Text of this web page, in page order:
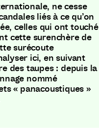
ne cesse
liés à ce qu’on
celles qui ont touché
cette surenchère de
surécoute
ici, en suivant
des taupes : depuis la
nommé
« panacoustiques »